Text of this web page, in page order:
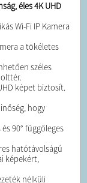
éles 4K UHD
Wi-Fi IP Kamera
a tökéletes
széles
képet biztosít.
hogy
90° függőleges
hatótávolságú
képekért,
nélküli